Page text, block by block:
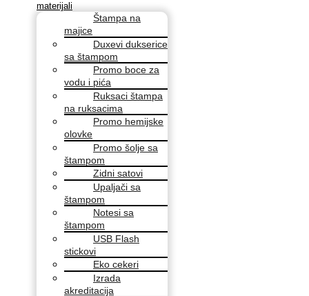
materijali
Štampa na
majice
Duxevi dukserice
sa štampom
Promo boce za
vodu i pića
Ruksaci štampa
na ruksacima
Promo hemijske
olovke
Promo šolje sa
štampom
Zidni satovi
Upaljači sa
štampom
Notesi sa
štampom
USB Flash
stickovi
Eko cekeri
Izrada
akreditacija